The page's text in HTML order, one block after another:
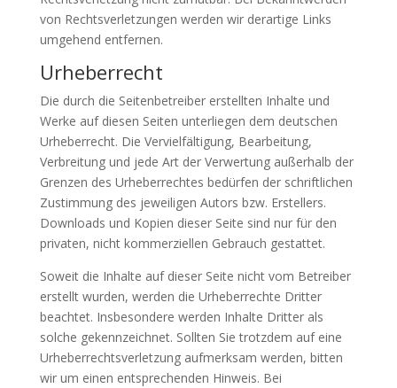
von Rechtsverletzungen werden wir derartige Links
umgehend entfernen.
Urheberrecht
Die durch die Seitenbetreiber erstellten Inhalte und
Werke auf diesen Seiten unterliegen dem deutschen
Urheberrecht. Die Vervielfältigung, Bearbeitung,
Verbreitung und jede Art der Verwertung außerhalb der
Grenzen des Urheberrechtes bedürfen der schriftlichen
Zustimmung des jeweiligen Autors bzw. Erstellers.
Downloads und Kopien dieser Seite sind nur für den
privaten, nicht kommerziellen Gebrauch gestattet.
Soweit die Inhalte auf dieser Seite nicht vom Betreiber
erstellt wurden, werden die Urheberrechte Dritter
beachtet. Insbesondere werden Inhalte Dritter als
solche gekennzeichnet. Sollten Sie trotzdem auf eine
Urheberrechtsverletzung aufmerksam werden, bitten
wir um einen entsprechenden Hinweis. Bei